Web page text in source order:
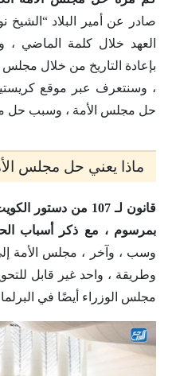
صادر عن أمير البلاد “الشيخ
العهد خلال كلمة الماضي ،
بإعادة التاريخ من خلال مجلس
، وسنتعرف عبر موقع
حل مجلس الأمة ، وسبب حل
ماذا يعني حل مجلس
قانون لـ 107 من
بمرسوم ، مع ذكر أسباب
وطريقة ، واحد غير قابل
مجلس الوزراء أيضًا في